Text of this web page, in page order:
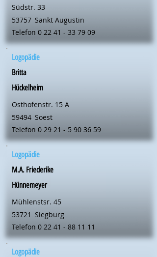
Südstr. 33
53757 Sankt Augustin
Telefon 0 22 41 - 33 79 09
Logopädie
Britta
Hückelheim
Osthofenstr. 15 A
59494 Soest
Telefon 0 29 21 - 5 90 36 59
Logopädie
M.A. Friederike
Hünnemeyer
Mühlenstsr. 45
53721 Siegburg
Telefon 0 22 41 - 88 11 11
Logopädie